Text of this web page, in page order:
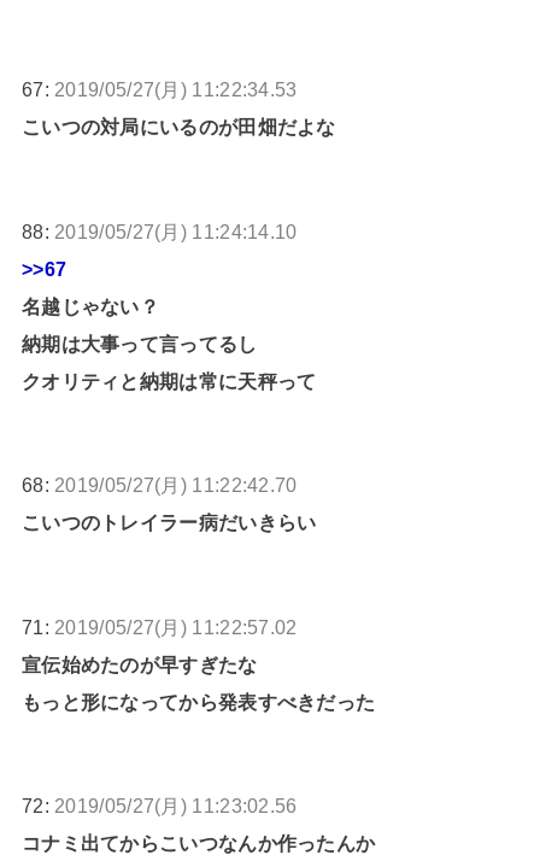
67: 2019/05/27(月) 11:22:34.53
こいつの対局にいるのが田畑だよな
88: 2019/05/27(月) 11:24:14.10
>>67
名越じゃない？
納期は大事って言ってるし
クオリティと納期は常に天秤って
68: 2019/05/27(月) 11:22:42.70
こいつのトレイラー病だいきらい
71: 2019/05/27(月) 11:22:57.02
宣伝始めたのが早すぎたな
もっと形になってから発表すべきだった
72: 2019/05/27(月) 11:23:02.56
コナミ出てからこいつなんか作ったんか